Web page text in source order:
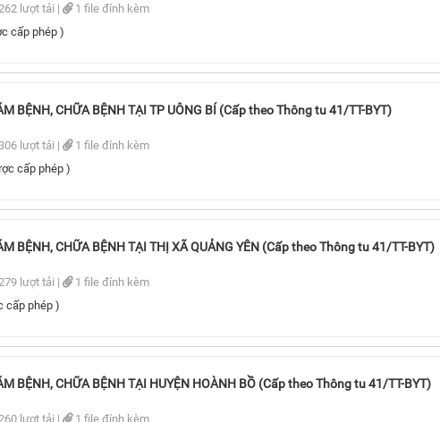
lượt tải |
1 file đính kèm
cấp phép )
BỆNH, CHỮA BỆNH TẠI TP UÔNG BÍ (Cấp theo Thông tu 41/TT-BYT)
306 lượt tải |
1 file đính kèm
cấp phép )
BỆNH, CHỮA BỆNH TẠI THỊ XÃ QUẢNG YÊN (Cấp theo Thông tu 41/TT-BYT)
lượt tải |
1 file đính kèm
cấp phép )
BỆNH, CHỮA BỆNH TẠI HUYỆN HOÀNH BỒ (Cấp theo Thông tu 41/TT-BYT)
lượt tải | 1 file đính kèm